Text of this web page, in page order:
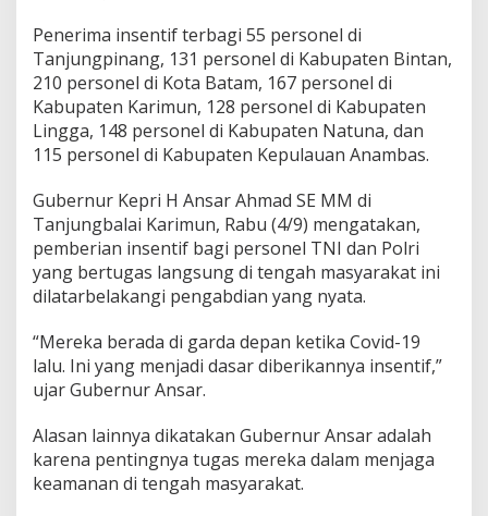
i
t
a
h
u
n
2
0
4
R
a
m
p
u
g
D
l
u
r
k
Penerima insentif terbagi 55 personel di
Tanjungpinang, 131 personel di Kabupaten Bintan,
210 personel di Kota Batam, 167 personel di
Kabupaten Karimun, 128 personel di Kabupaten
Lingga, 148 personel di Kabupaten Natuna, dan
115 personel di Kabupaten Kepulauan Anambas.
Gubernur Kepri H Ansar Ahmad SE MM di
Tanjungbalai Karimun, Rabu (4/9) mengatakan,
pemberian insentif bagi personel TNI dan Polri
yang bertugas langsung di tengah masyarakat ini
dilatarbelakangi pengabdian yang nyata.
“Mereka berada di garda depan ketika Covid-19
lalu. Ini yang menjadi dasar diberikannya insentif,”
ujar Gubernur Ansar.
Alasan lainnya dikatakan Gubernur Ansar adalah
karena pentingnya tugas mereka dalam menjaga
keamanan di tengah masyarakat.